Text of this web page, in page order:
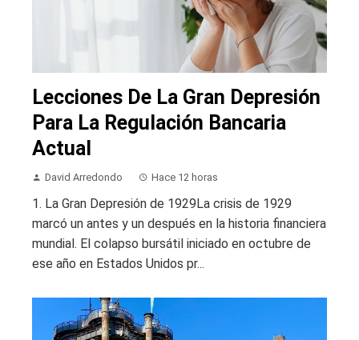
Lecciones De La Gran Depresión
Para La Regulación Bancaria
Actual
David Arredondo Hace 12 horas
1. La Gran Depresión de 1929La crisis de 1929
marcó un antes y un después en la historia financiera
mundial. El colapso bursátil iniciado en octubre de
ese año en Estados Unidos pr...